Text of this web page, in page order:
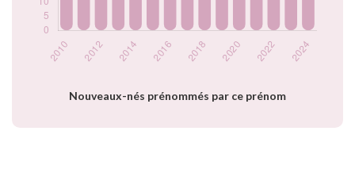
Nouveaux-nés prénommés par ce prénom
Popularité du
2023
26